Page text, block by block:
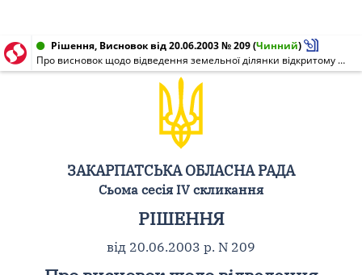
Рішення, Висновок від 20.06.2003 № 209(Чинний)
Про висновок щодо відведення земельної ділянки відкритому акціонерному товариству "Закарпатнафтопродукт-Мукачево"
ЗАКАРПАТСЬКА ОБЛАСНА РАДА
Сьома сесія IV скликання
РІШЕННЯ
від 20.06.2003 р. N 209